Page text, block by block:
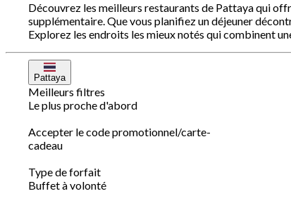
Découvrez les meilleurs restaurants de Pattaya qui
supplémentaire. Que vous planifiez un déjeuner
Explorez les endroits les mieux notés qui combinent
Pattaya
Meilleurs filtres
Le plus proche d'abord
Accepter le code promotionnel/carte-
cadeau
Type de forfait
Buffet à volonté